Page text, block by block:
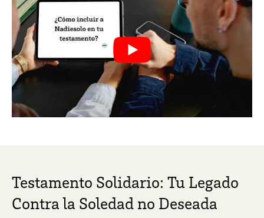
Testamento Solidario: Tu Legado
Contra la Soledad no Deseada